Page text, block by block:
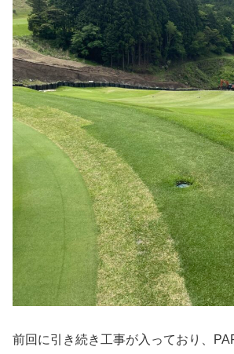
前回に引き続き工事が入っており、